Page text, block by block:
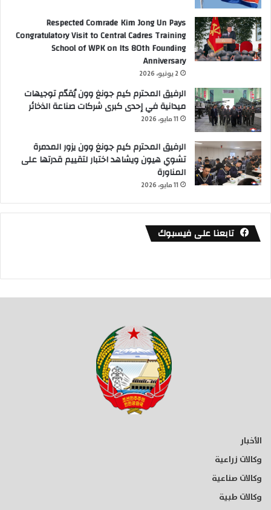
Respected Comrade Kim Jong Un Pays
Congratulatory Visit to Central Cadres Training
School of WPK on Its 80th Founding
Anniversary
2 يونيو، 2026
الرفيق المحترم كيم جونغ وون يُقدّم توجيهات
ميدانية في إحدى كبرى شركات صناعة الذخائر
11 مايو، 2026
الرفيق المحترم كيم جونغ وون يزور المدمرة
تشوي هيون ويشاهد اختبار لتقييم قدرتها على
المناورة
11 مايو، 2026
تابعنا على فيسبوك
الأخبار
وكالات زراعية
وكالات صناعية
وكالات طبية